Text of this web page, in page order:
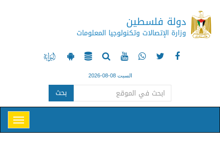
دولة فلسطين
وزارة الإتصالات وتكنولوجيا المعلومات
السبت 08-08-2026
بحث